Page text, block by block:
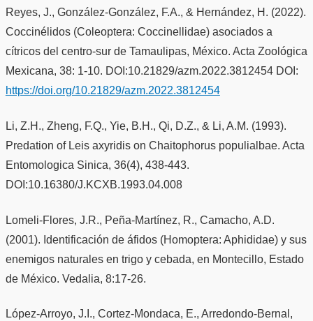
Reyes, J., González-González, F.A., & Hernández, H. (2022).
Coccinélidos (Coleoptera: Coccinellidae) asociados a
cítricos del centro-sur de Tamaulipas, México. Acta Zoológica
Mexicana, 38: 1-10. DOI:10.21829/azm.2022.3812454 DOI:
https://doi.org/10.21829/azm.2022.3812454
Li, Z.H., Zheng, F.Q., Yie, B.H., Qi, D.Z., & Li, A.M. (1993).
Predation of Leis axyridis on Chaitophorus populialbae. Acta
Entomologica Sinica, 36(4), 438-443.
DOI:10.16380/J.KCXB.1993.04.008
Lomeli-Flores, J.R., Peña-Martínez, R., Camacho, A.D.
(2001). Identificación de áfidos (Homoptera: Aphididae) y sus
enemigos naturales en trigo y cebada, en Montecillo, Estado
de México. Vedalia, 8:17-26.
López-Arroyo, J.I., Cortez-Mondaca, E., Arredondo-Bernal,